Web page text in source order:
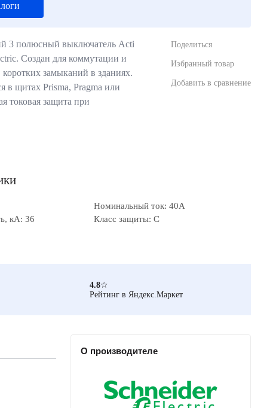
3 полюсный выключатель Acti
Создан для коммутации и
замыканий в зданиях.
в щитах Prisma, Pragma или
токовая защита при
Поделиться
Избранный товар
Добавить в сравнение
Номинальный ток: 40А
кА: 36
Класс защиты: C
4.8☆
Рейтинг в Яндекс.Маркет
О производителе